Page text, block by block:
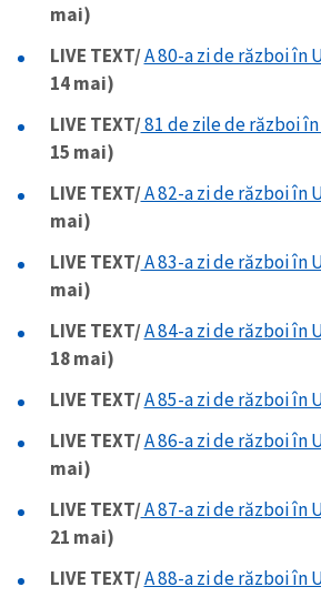
mai)
LIVE TEXT/A 80-a zi de război în
14 mai)
LIVE TEXT/81 de zile de război
15 mai)
LIVE TEXT/A 82-a zi de război în
mai)
LIVE TEXT/A 83-a zi de război în
mai)
LIVE TEXT/A 84-a zi de război în
18 mai)
LIVE TEXT/A 85-a zi de război în
LIVE TEXT/A 86-a zi de război în
mai)
LIVE TEXT/A 87-a zi de război în
21 mai)
LIVE TEXT/A 88-a zi de război în